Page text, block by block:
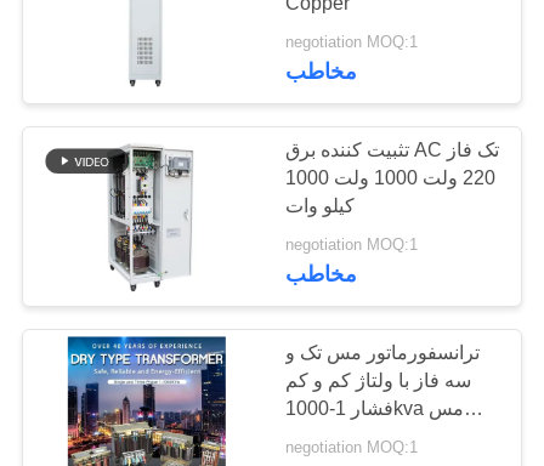
واحد بهینه سازی ولتاژ
صرفه جویی در انرژی
ترانسفورماتور
negotiation MOQ:1
مخاطب
تثبیت کننده برق AC تک فاز
220 ولت 1000 ولت 1000
کیلو وات
negotiation MOQ:1
مخاطب
ترانسفورماتور مس تک و
سه فاز با ولتاژ کم و کم
فشار 1-1000kva مس
آلومینیوم
negotiation MOQ:1